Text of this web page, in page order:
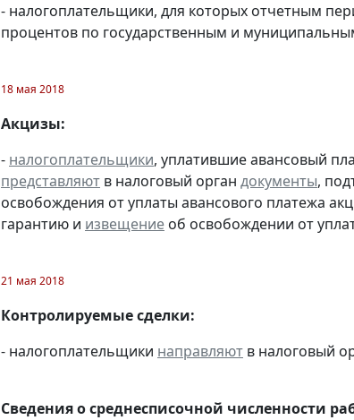
- налогоплательщики, для которых отчетным
процентов по государственным и
18 мая 2018
Акцизы:
- налогоплательщики, уплатившие авансовый
представляют в налоговый орган документы,
освобождения от уплаты авансового платежа
гарантию и извещение об освобождении от
21 мая 2018
Контролируемые сделки:
- налогоплательщики направляют в налоговый
Сведения о среднесписочной численности